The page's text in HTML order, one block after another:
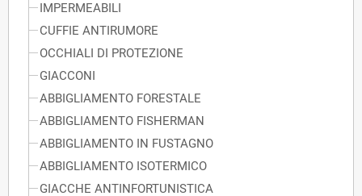
IMPERMEABILI
CUFFIE ANTIRUMORE
OCCHIALI DI PROTEZIONE
GIACCONI
ABBIGLIAMENTO FORESTALE
ABBIGLIAMENTO FISHERMAN
ABBIGLIAMENTO IN FUSTAGNO
ABBIGLIAMENTO ISOTERMICO
GIACCHE ANTINFORTUNISTICA